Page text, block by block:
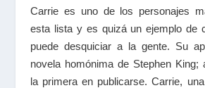
Carrie es uno de los personajes
esta lista y es quizá un ejemplo de
puede desquiciar a la gente. Su
novela homónima de Stephen King;
la primera en publicarse. Carrie,